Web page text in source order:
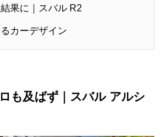
果に｜スバル R2
カーデザイン
も及ばず｜スバル アルシ